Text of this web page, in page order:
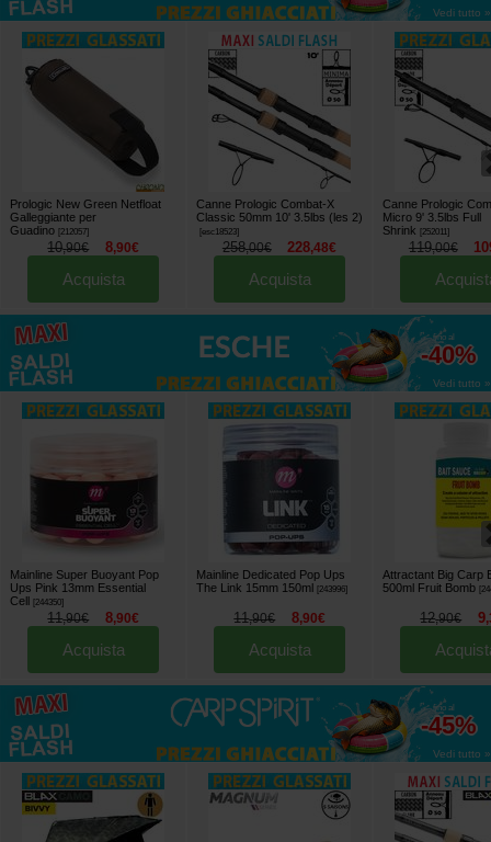
Vedi tutto »
Prologic New Green Netfloat
Galleggiante per
Guadino [212057]
10,90€ 8,90€
Acquista
Canne Prologic Combat-X
Classic 50mm 10' 3.5lbs (les 2)
[esc18523]
258,00€ 228,48€
Acquista
Canne Prologic
Micro 9' 3.5lbs Full
Shrink
[252011]
119,00€
fino al
-40%
Vedi tutto »
Mainline Super Buoyant Pop
Ups Pink 13mm Essential
Cell
244350]
11,90€ 8,90€
Acquista
Mainline Dedicated Pop Ups
The Link 15mm 150ml
243996]
11,90€ 8,90€
Acquista
Attractant Big Carp
500ml Fruit Bomb
12,90€ 9,
fino al
-45%
Vedi tutto »